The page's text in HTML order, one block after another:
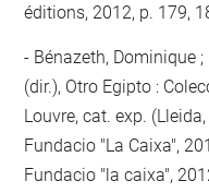
éditions, 2012, p. 179,
Bénazeth, Dominique
(dir.), Otro Egipto :
Louvre, cat. exp.
Fundacio "La Caixa",
Fundacio "la caixa",